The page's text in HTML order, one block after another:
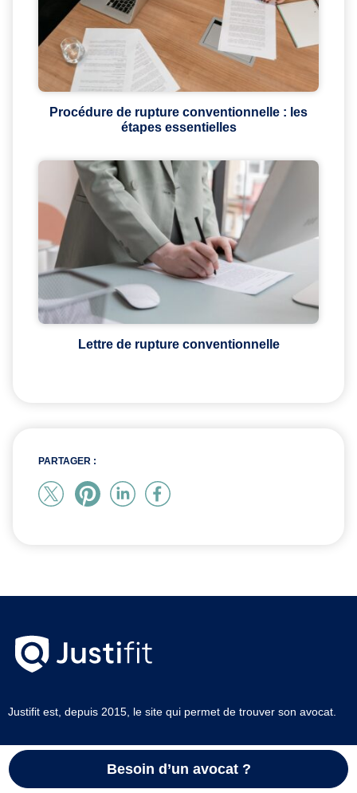
Procédure de rupture conventionnelle : les
étapes essentielles
Lettre de rupture conventionnelle
PARTAGER :
Besoin d’un avocat ?
Justifit est, depuis 2015, le site qui permet de trouver son avocat.
Simple d’accès, notre site aide, par ailleurs, les avocats dans le
développement de leur clientèle et la gestion de leur présence
numérique.